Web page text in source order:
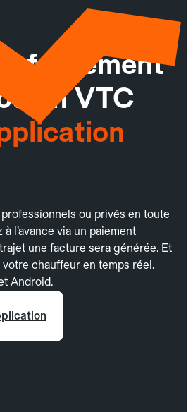
facilement
un VTC
ou privés en toute
l’avance via un paiement
une facture sera générée. Et
chauffeur en temps réel.
Android.